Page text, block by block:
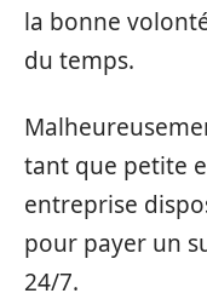
la bonne
du temps.
tant que petite
entreprise
pour payer un
24/7.